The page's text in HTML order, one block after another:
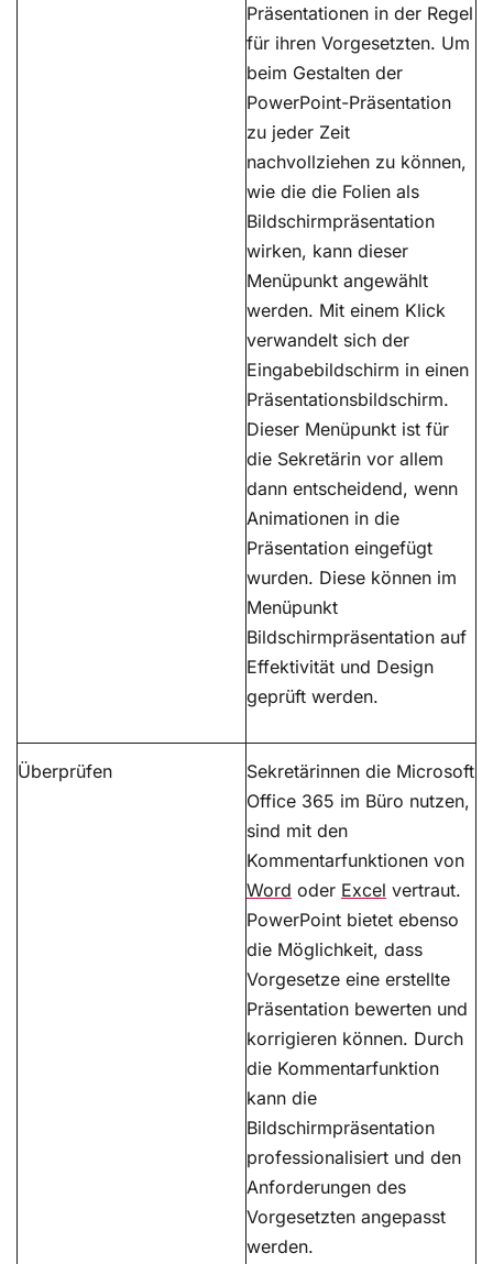
Präsentationen in der Regel
für ihren Vorgesetzten. Um
beim Gestalten der
PowerPoint-Präsentation
zu jeder Zeit
nachvollziehen zu können,
wie die die Folien als
Bildschirmpräsentation
wirken, kann dieser
Menüpunkt angewählt
werden. Mit einem Klick
verwandelt sich der
Eingabebildschirm in einen
Präsentationsbildschirm.
Dieser Menüpunkt ist für
die Sekretärin vor allem
dann entscheidend, wenn
Animationen in die
Präsentation eingefügt
wurden. Diese können im
Menüpunkt
Bildschirmpräsentation auf
Effektivität und Design
geprüft werden.
Überprüfen
Sekretärinnen die Microsoft
Office 365 im Büro nutzen,
sind mit den
Kommentarfunktionen von
Word oder Excel vertraut.
PowerPoint bietet ebenso
die Möglichkeit, dass
Vorgesetze eine erstellte
Präsentation bewerten und
korrigieren können. Durch
die Kommentarfunktion
kann die
Bildschirmpräsentation
professionalisiert und den
Anforderungen des
Vorgesetzten angepasst
werden.